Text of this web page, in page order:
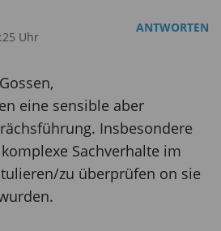
Uhr
ANTWORTEN
eine sensible aber
Insbesondere
Sachverhalte im
zu überprüfen on sie